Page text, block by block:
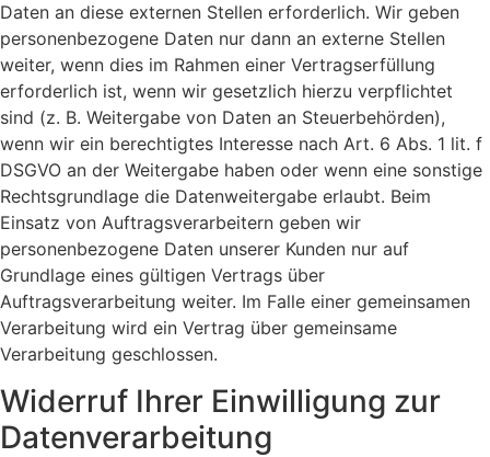
Daten an diese externen Stellen erforderlich. Wir geben
personenbezogene Daten nur dann an externe Stellen
weiter, wenn dies im Rahmen einer Vertragserfüllung
erforderlich ist, wenn wir gesetzlich hierzu verpflichtet
sind (z. B. Weitergabe von Daten an Steuerbehörden),
wenn wir ein berechtigtes Interesse nach Art. 6 Abs. 1 lit. f
DSGVO an der Weitergabe haben oder wenn eine sonstige
Rechtsgrundlage die Datenweitergabe erlaubt. Beim
Einsatz von Auftragsverarbeitern geben wir
personenbezogene Daten unserer Kunden nur auf
Grundlage eines gültigen Vertrags über
Auftragsverarbeitung weiter. Im Falle einer gemeinsamen
Verarbeitung wird ein Vertrag über gemeinsame
Verarbeitung geschlossen.
Widerruf Ihrer Einwilligung zur
Datenverarbeitung